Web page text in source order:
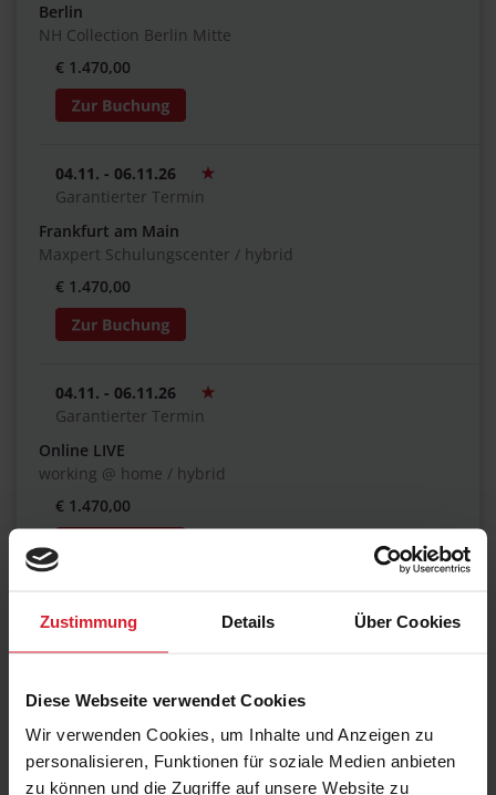
Zustimmung Details Über Cookies
Diese Webseite verwendet Cookies
Wir verwenden Cookies, um Inhalte und Anzeigen zu
personalisieren, Funktionen für soziale Medien anbieten
zu können und die Zugriffe auf unsere Website zu
Berlin
NH Collection Berlin Mitte
€ 1.470,00
04.11. - 06.11.26
Garantierter Termin
Frankfurt am Main
Maxpert Schulungscenter / hybrid
€ 1.470,00
04.11. - 06.11.26
Garantierter Termin
Online LIVE
working @ home / hybrid
€ 1.470,00
04.11. - 06.11.26
Garantierter Termin
Hotel Stadtpalais Köln
€ 1.470,00